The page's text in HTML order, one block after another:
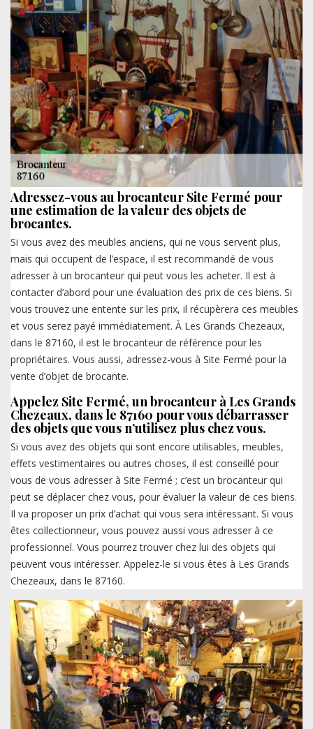
Adressez-vous au brocanteur Site Fermé pour
une estimation de la valeur des objets de
brocantes.
Si vous avez des meubles anciens, qui ne vous servent plus,
mais qui occupent de l’espace, il est recommandé de vous
adresser à un brocanteur qui peut vous les acheter. Il est à
contacter d’abord pour une évaluation des prix de ces biens. Si
vous trouvez une entente sur les prix, il récupèrera ces meubles
et vous serez payé immédiatement. À Les Grands Chezeaux,
dans le 87160, il est le brocanteur de référence pour les
propriétaires. Vous aussi, adressez-vous à Site Fermé pour la
vente d’objet de brocante.
Appelez Site Fermé, un brocanteur à Les Grands
Chezeaux, dans le 87160 pour vous débarrasser
des objets que vous n’utilisez plus chez vous.
Si vous avez des objets qui sont encore utilisables, meubles,
effets vestimentaires ou autres choses, il est conseillé pour
vous de vous adresser à Site Fermé ; c’est un brocanteur qui
peut se déplacer chez vous, pour évaluer la valeur de ces biens.
Il va proposer un prix d’achat qui vous sera intéressant. Si vous
êtes collectionneur, vous pouvez aussi vous adresser à ce
professionnel. Vous pourrez trouver chez lui des objets qui
peuvent vous intéresser. Appelez-le si vous êtes à Les Grands
Chezeaux, dans le 87160.